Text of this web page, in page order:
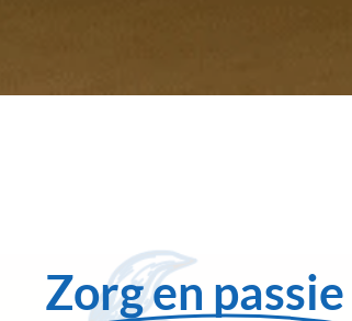
Zorg en passie